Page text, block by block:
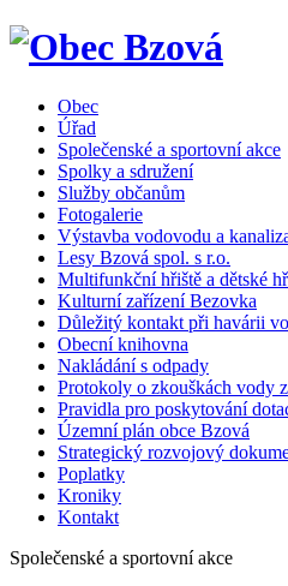
Obec
Úřad
Společenské a sportovní akce
Spolky a sdružení
Služby občanům
Fotogalerie
Výstavba vodovodu a
Lesy Bzová spol. s r.o.
Multifunkční hřiště a dětské
Kulturní zařízení Bezovka
Důležitý kontakt při havárii
Obecní knihovna
Nakládání s odpady
Protokoly o zkouškách vody
Pravidla pro poskytování
Územní plán obce Bzová
Strategický rozvojový
Poplatky
Kroniky
Kontakt
Společenské a sportovní akce